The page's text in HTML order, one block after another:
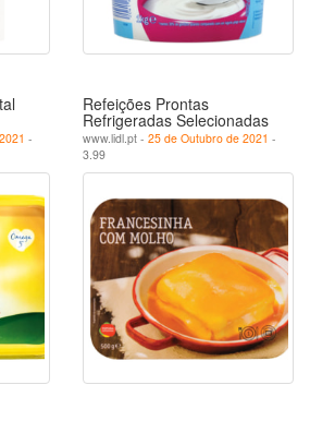
-
Refeições Prontas
Refrigeradas Selecionadas
www.lidl.pt - 25 de Outubro de 2021 -
3.99